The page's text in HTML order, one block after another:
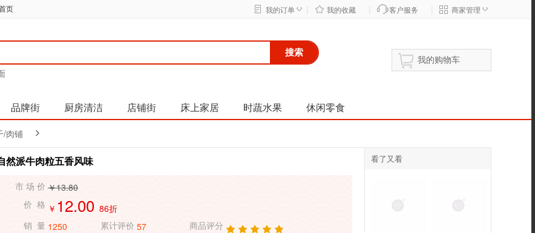
页 我的订单 ◇ 我的收藏 客户服务 商家管理 ◇
搜索
我的购物车
品牌街 厨房清洁 店铺街 床上家居 时蔬水果 休闲零食
/肉铺
然派牛肉粒五香风味
市 场 价 ￥13.80
价 格 ￥ 12.00 86折
销 量 1250 累计评价 57 商品评分
看了又看